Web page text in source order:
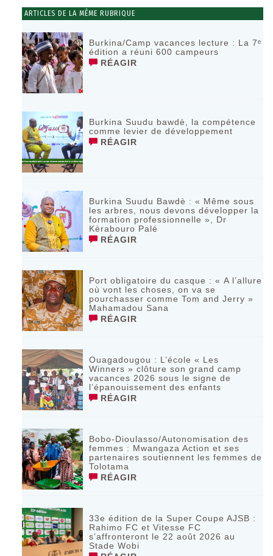
ARTICLES DE LA MÊME RUBRIQUE
Burkina/Camp vacances lecture : La 7ᵉ
édition a réuni 600 campeurs
RÉAGIR
Burkina Suudu bawdè, la compétence
comme levier de développement
RÉAGIR
Burkina Suudu Bawdè : « Même sous
les arbres, nous devons développer la
formation professionnelle », Dr
Kèrabouro Palé
RÉAGIR
Port obligatoire du casque : « A l’allure
où vont les choses, on va se
pourchasser comme Tom and Jerry »
Mahamadou Sana
RÉAGIR
Ouagadougou : L’école « Les
Winners » clôture son grand camp
vacances 2026 sous le signe de
l’épanouissement des enfants
RÉAGIR
Bobo-Dioulasso/Autonomisation des
femmes : Mwangaza Action et ses
partenaires soutiennent les femmes de
Tolotama
RÉAGIR
33e édition de la Super Coupe AJSB :
Rahimo FC et Vitesse FC
s’affronteront le 22 août 2026 au
Stade Wobi